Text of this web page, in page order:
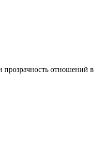
прозрачность отношений в